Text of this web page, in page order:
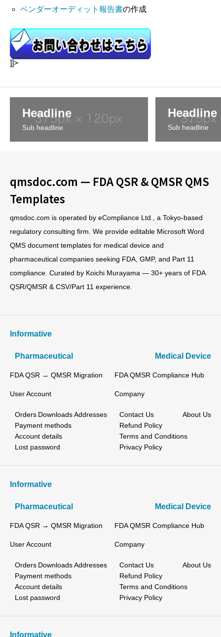
ベンダーオーディット報告書の作成
]]>
Headline
Sub headline
Headline
Sub headline
qmsdoc.com — FDA QSR & QMSR QMS
Templates
qmsdoc.com is operated by eCompliance Ltd., a Tokyo-based
regulatory consulting firm. We provide editable Microsoft Word
QMS document templates for medical device and
pharmaceutical companies seeking FDA, GMP, and Part 11
compliance. Curated by Koichi Murayama — 30+ years of FDA
QSR/QMSR & CSV/Part 11 experience.
Informative
Pharmaceutical Medical Device
FDA QSR → QMSR Migration FDA QMSR Compliance Hub
User Account
Orders Downloads Addresses
Payment methods
Account details
Lost password
Company
Contact Us
About Us
Refund Policy
Terms and Conditions
Privacy Policy
Informative
Pharmaceutical Medical Device
FDA QSR → QMSR Migration FDA QMSR Compliance Hub
User Account
Orders Downloads Addresses
Payment methods
Account details
Lost password
Company
Contact Us
About Us
Refund Policy
Terms and Conditions
Privacy Policy
Informative